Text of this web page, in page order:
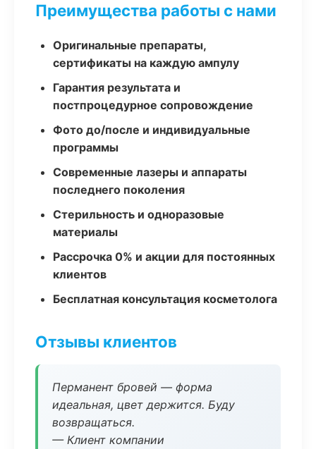
Преимущества работы с нами
Оригинальные препараты,
сертификаты на каждую ампулу
Гарантия результата и
постпроцедурное сопровождение
Фото до/после и индивидуальные
программы
Современные лазеры и аппараты
последнего поколения
Стерильность и одноразовые
материалы
Рассрочка 0% и акции для постоянных
клиентов
Бесплатная консультация косметолога
Отзывы клиентов
Перманент бровей — форма
идеальная, цвет держится. Буду
возвращаться.
— Клиент компании